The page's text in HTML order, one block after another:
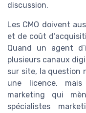
discussion.
Les CMO doivent
et de coût
Quand un agent
plusieurs canaux
sur site, la question
une licence,
marketing qui
spécialistes